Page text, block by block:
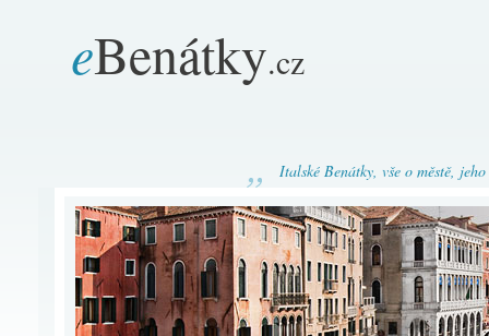
eBenátky.cz
Italské Benátky, vše o městě,